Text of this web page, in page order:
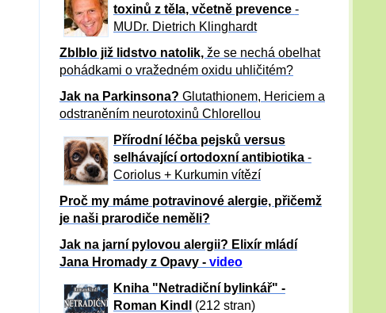
toxinů z těla, včetně prevence -
MUDr. Dietrich Klinghardt
Zblblo již lidstvo natolik, že se nechá obelhat
pohádkami o vražedném oxidu uhličitém?
Jak na Parkinsona? Glutathionem, Hericiem a
odstraněním neurotoxinů Chlorellou
Přírodní léčba pejsků versus
selhávající ortodoxní antibiotika -
Coriolus + Kurkumin vítězí
Proč my máme potravinové alergie, přičemž
je naši prarodiče neměli?
Jak na jarní pylovou alergii? Elixír mládí
Jana Hromady z Opavy - video
Kniha "Netradiční bylinkář" -
Roman Kindl
(212 stran)